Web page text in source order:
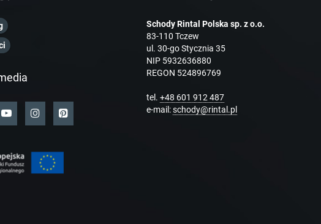
Schody Rintal Polska sp. z o.o.
83-110 Tczew
ul. 30-go Stycznia 35
NIP 5932636880
REGON 524896769
tel. +48 601 912 487
e-mail:schody@rintal.pl